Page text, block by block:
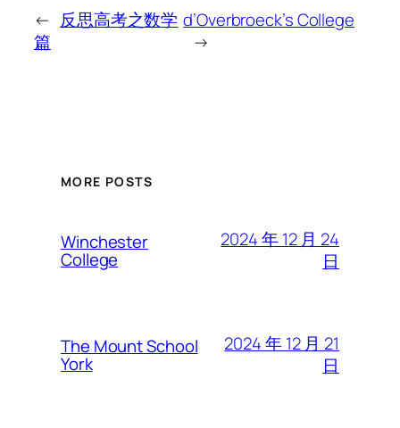
← 反思高考之数学
篇
d’Overbroeck’s College
→
MORE POSTS
Winchester
College
2024 年 12 月 24
日
The Mount School
York
2024 年 12 月 21
日